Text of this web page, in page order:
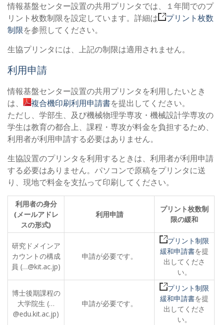
情報基盤センター設置の共用プリンタでは、１年間でのプ
リント枚数制限を設定しています。詳細は
プリント枚数
制限を参照してください。
生協プリンタには、上記の制限は適用されません。
利用申請
情報基盤センター設置の共用プリンタを利用したいとき
は、
複合機印刷利用申請書を提出してください。
ただし、学部生、及び機械物理学専攻・機械設計学専攻の
学生は教育の都合上、課程・専攻が料金を負担するため、
利用者が利用申請する必要はありません。
生協設置のプリンタを利用するときは、利用者が利用申請
する必要はありません。パソコンで原稿をプリンタに送
り、現地で料金を支払って印刷してください。
利用者の身分
(メールアドレ
スの形式)
利用申請
プリント枚数制
限の緩和
研究ドメインア
カウントの構成
員 (…@kit.ac.jp)
申請が必要です。
プリント制限
緩和申請書を提
出してくださ
い。
博士後期課程の
大学院生 (…
@edu.kit.ac.jp)
申請が必要です。
プリント制限
緩和申請書を提
出してくださ
い。